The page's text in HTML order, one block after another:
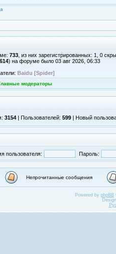
733 , из них зарегистрированных: 1, 0
) на форуме было 03 авг 2026, 06:33
Baidu [Spider]
модераторы
3154 | Пользователей: 599 | Новый
пользователя: Пароль:
Непрочитанные сообщения
Powered by phpBB